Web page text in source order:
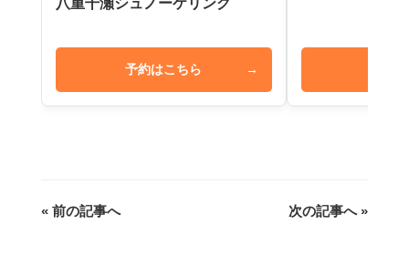
予約はこちら →
« 前の記事へ 次の記事へ »